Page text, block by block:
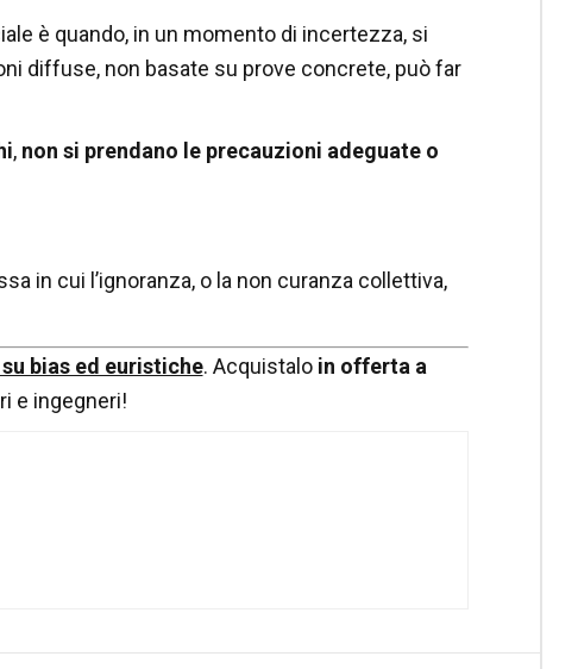
è quando, in un momento di incertezza, si
diffuse, non basate su prove concrete, può far
, non si prendano le precauzioni adeguate o
in cui l’ignoranza, o la non curanza collettiva,
bias ed euristiche. Acquistalo in offerta a
e ingegneri!